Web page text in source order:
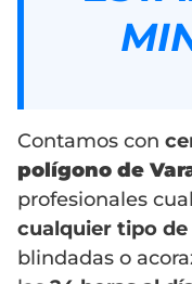
Contamos con
polígono de
profesionales
cualquier tipo
blindadas o